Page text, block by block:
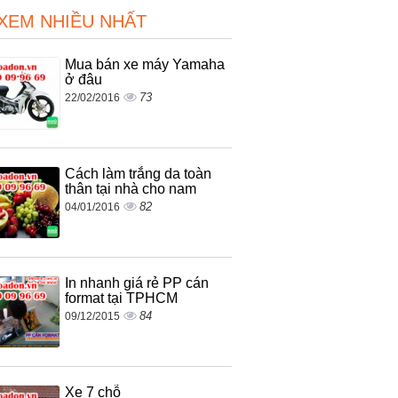
NHIỀU NHẤT
Mua bán xe máy Yamaha
ở đâu
22/02/2016 73
Cách làm trắng da toàn
thân tại nhà cho nam
04/01/2016 82
In nhanh giá rẻ PP cán
format tại TPHCM
09/12/2015 84
Xe 7 chỗ